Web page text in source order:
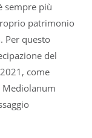
sempre più
patrimonio
Per questo
del
come
Mediolanum